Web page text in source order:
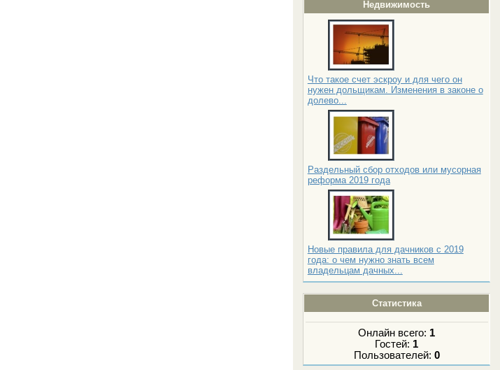
Недвижимость
Что такое счет эскроу и для чего он
нужен дольщикам. Изменения в законе о
долево...
Раздельный сбор отходов или мусорная
реформа 2019 года
Новые правила для дачников с 2019
года: о чем нужно знать всем
владельцам дачных...
Статистика
Онлайн всего: 1
Гостей: 1
Пользователей: 0